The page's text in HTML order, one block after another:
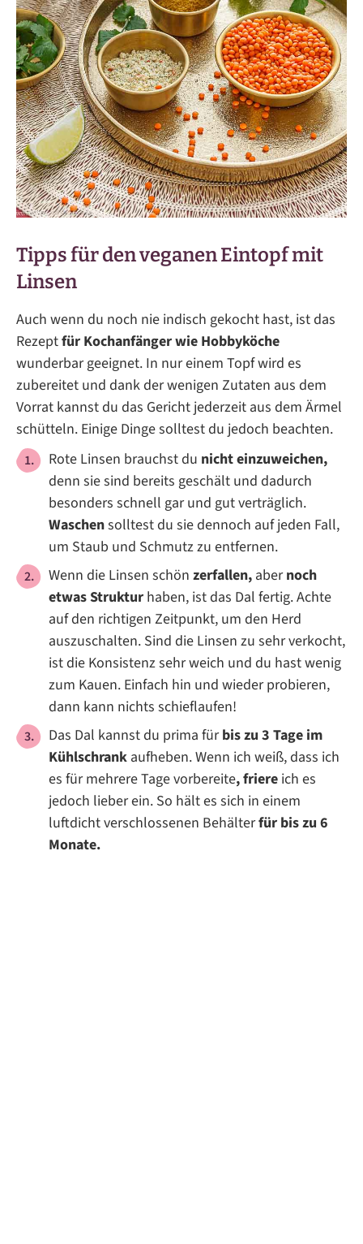
Tipps für den veganen Eintopf mit
Linsen
Auch wenn du noch nie indisch gekocht hast, ist das
Rezeptfür Kochanfänger wie Hobbyköche
wunderbar geeignet. In nur einem Topf wird es
zubereitet und dank der wenigen Zutaten aus dem
Vorrat kannst du das Gericht jederzeit aus dem Ärmel
schütteln. Einige Dinge solltest du jedoch beachten.
Rote Linsen brauchst du nicht einzuweichen,
denn sie sind bereits geschält und dadurch
besonders schnell gar und gut verträglich.
Waschensolltest du sie dennoch auf jeden Fall,
um Staub und Schmutz zu entfernen.
Wenn die Linsen schön zerfallen, abernoch
etwas Struktur haben, ist das Dal fertig. Achte
auf den richtigen Zeitpunkt, um den Herd
auszuschalten. Sind die Linsen zu sehr verkocht,
ist die Konsistenz sehr weich und du hast wenig
zum Kauen. Einfach hin und wieder probieren,
dann kann nichts schieflaufen!
Das Dal kannst du prima fürbis zu 3 Tage im
Kühlschrank aufheben. Wenn ich weiß, dass ich
es für mehrere Tage vorbereite, friere ich es
jedoch lieber ein. So hält es sich in einem
luftdicht verschlossenen Behälterfür bis zu 6
Monate.